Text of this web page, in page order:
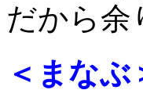
だから余
＜まなぶ